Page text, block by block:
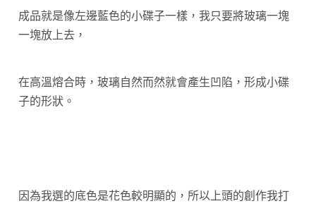
成品就是像左邊藍色的小碟子一樣，我只要將玻璃一塊
一塊放上去，
在高溫熔合時，玻璃自然而然就會產生凹陷，形成小碟
子的形狀。
因為我選的底色是花色較明顯的，所以上頭的創作我打